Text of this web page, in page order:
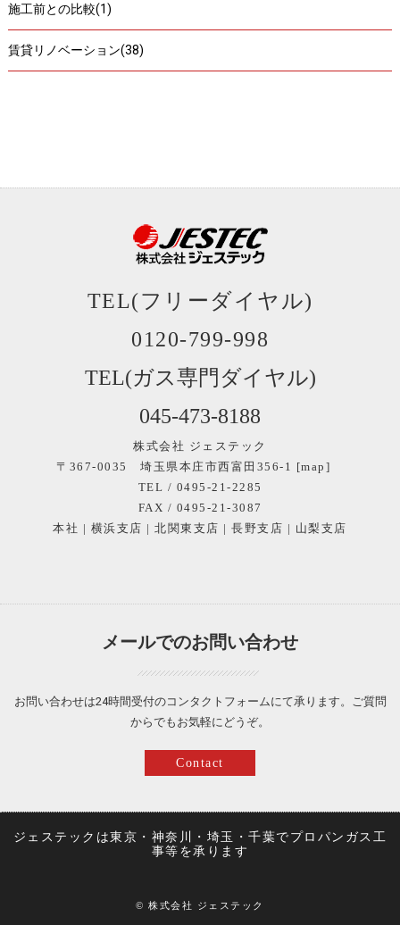
施工前との比較(1)
賃貸リノベーション(38)
TEL(フリーダイヤル)
0120-799-998
TEL(ガス専門ダイヤル)
045‐473-8188
株式会社 ジェステック
〒367-0035 埼玉県本庄市西富田356-1 [map ]
TEL / 0495-21-2285
FAX / 0495-21-3087
本社 | 横浜支店 |北関東支店 |長野支店 | 山梨支店
メールでのお問い合わせ
お問い合わせは24時間受付のコンタクトフォームにて承ります。ご質問
からでもお気軽にどうぞ。
Contact
ジェステックは東京・神奈川・埼玉・千葉でプロパンガス工
事等を承ります
© 株式会社 ジェステック